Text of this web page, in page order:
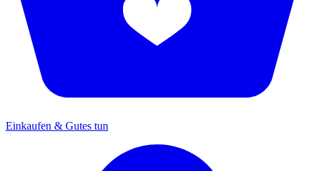
Einkaufen & Gutes tun